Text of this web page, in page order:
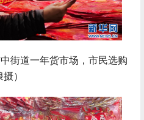
道一年货市场，市民选购
）